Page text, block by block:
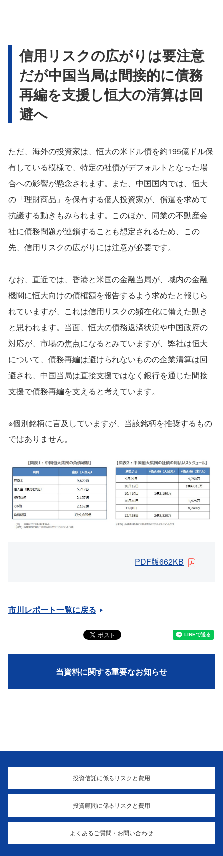
信用リスクの広がりは要注意
だが中国当局は間接的に債務
再編を支援し恒大の清算は回
避へ
ただ、海外の投資家は、恒大の米ドル債を約195億ドル保
有している模様で、特定の社債がデフォルトとなった場
合への影響が懸念されます。また、中国国内では、恒大
の「理財商品」を保有する個人投資家が、償還を求めて
抗議する動きもみられます。このほか、同業の不動産会
社に債務問題が連鎖することも想定されるため、この
先、信用リスクの広がりには注意が必要です。
なお、直近では、香港と米国の金融当局が、域内の金融
機関に恒大向けの債権額を報告するよう求めたと報じら
れていますが、これは信用リスクの顕在化に備えた動き
と思われます。当面、恒大の債務返済状況や中国政府の
対応が、市場の焦点になるとみていますが、弊社は恒大
について、債務再編は避けられないものの企業清算は回
避され、中国当局は直接支援ではなく銀行を通じた間接
支援で債務再編を支えると考えています。
※個別銘柄に言及していますが、当該銘柄を推奨するもの
ではありません。
PDF版662KB
市川レポート一覧に戻る
当資料に関する重要なお知らせ
投資信託に係るリスクと費用
投資顧問に係るリスクと費用
よくあるご質問・お問い合わせ